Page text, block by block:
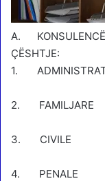
A. KONSULENCË
ÇËSHTJE:
1.
2. FAMILJARE
3. CIVILE
4. PENALE